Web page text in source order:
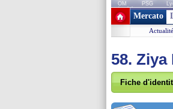
OM PSG
+ de clubs
Mercato
Actualité
58. Ziya
Fiche